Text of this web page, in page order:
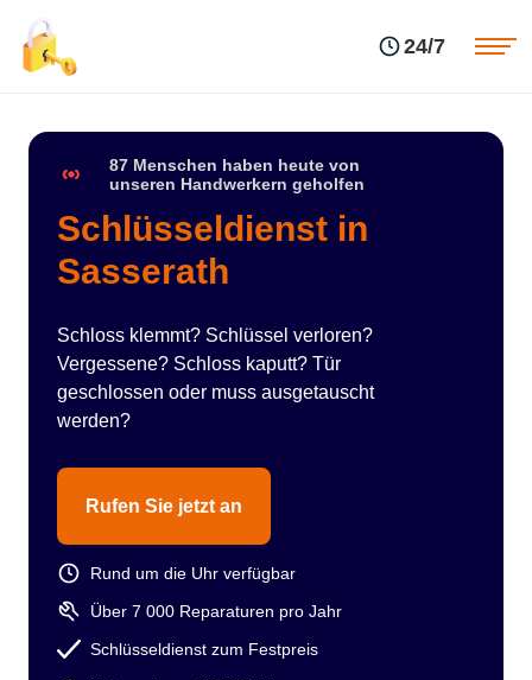
24/7
87 Menschen haben heute von
unseren Handwerkern geholfen
Schlüsseldienst in
Sasserath
Schloss klemmt? Schlüssel verloren?
Vergessene? Schloss kaputt? Tür
geschlossen oder muss ausgetauscht
werden?
Rufen Sie jetzt an
Rund um die Uhr verfügbar
Über 7 000 Reparaturen pro Jahr
Schlüsseldienst zum Festpreis